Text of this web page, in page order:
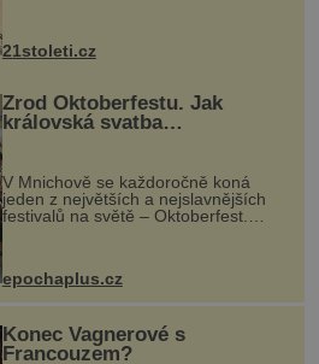
nohou, a způsobuje bole...
21stoleti.cz
Zrod Oktoberfestu. Jak
královská svatba
odstartovala největší pivní
festival světa
V Mnichově se každoročně koná
jeden z největších a nejslavnějších
festivalů na světě – Oktoberfest.
návštěvníků, kteří si vychutnávají
kultur...
epochaplus.cz
Konec Vagnerové s
Francouzem?